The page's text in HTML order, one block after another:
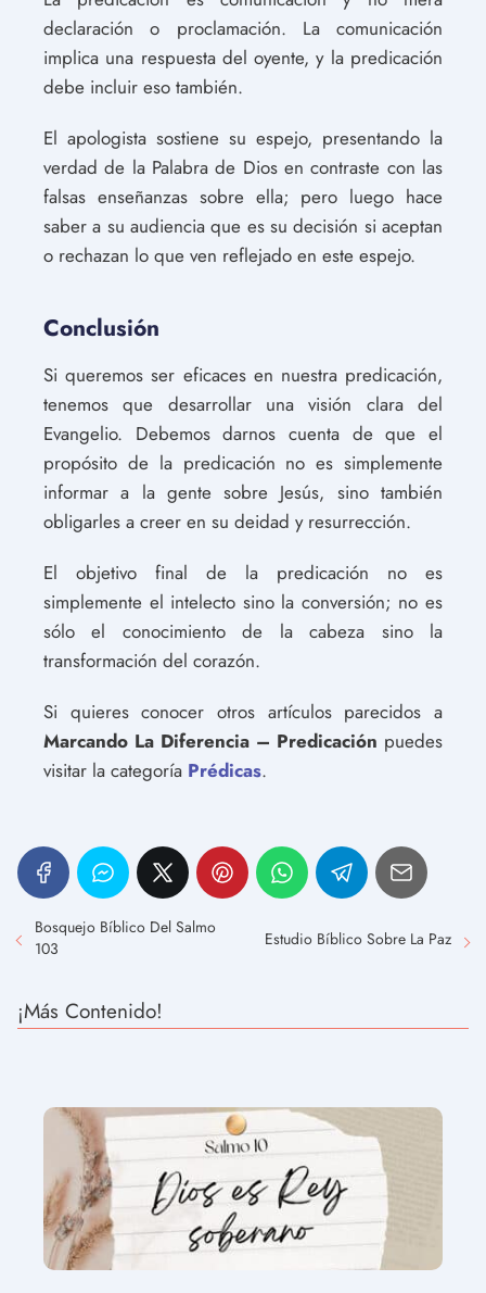
declaración o proclamación. La comunicación
implica una respuesta del oyente, y la predicación
debe incluir eso también.
El apologista sostiene su espejo, presentando la
verdad de la Palabra de Dios en contraste con las
falsas enseñanzas sobre ella; pero luego hace
saber a su audiencia que es su decisión si aceptan
o rechazan lo que ven reflejado en este espejo.
Conclusión
Si queremos ser eficaces en nuestra predicación,
tenemos que desarrollar una visión clara del
Evangelio. Debemos darnos cuenta de que el
propósito de la predicación no es simplemente
informar a la gente sobre Jesús, sino también
obligarles a creer en su deidad y resurrección.
El objetivo final de la predicación no es
simplemente el intelecto sino la conversión; no es
sólo el conocimiento de la cabeza sino la
transformación del corazón.
Si quieres conocer otros artículos parecidos a
Marcando La Diferencia – Predicación puedes
visitar la categoría Prédicas.
Bosquejo Bíblico Del Salmo
103
Estudio Bíblico Sobre La Paz
¡Más Contenido!